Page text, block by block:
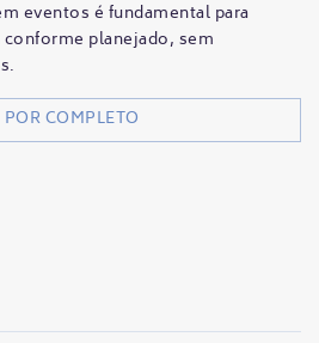
eventos é fundamental para
planejado, sem